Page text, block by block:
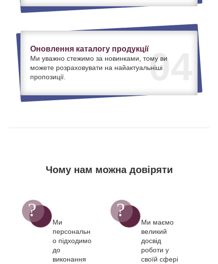
04
Оновлення каталогу продукції
Ми уважно стежимо за новинками, тому ви
можете розраховувати на найактуальніші
пропозиції.
Чому нам можна довіряти
Ми
персональн
о підходимо
до
виконання
Ми маємо
великий
досвід
роботи у
своїй сфері